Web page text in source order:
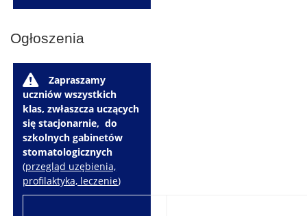
Ogłoszenia
W
Zapraszamy
uczniów wszystkich
klas, zwłaszcza uczących
się stacjonarnie, do
szkolnych gabinetów
stomatologicznych
(przegląd uzębienia,
profilaktyka, leczenie)